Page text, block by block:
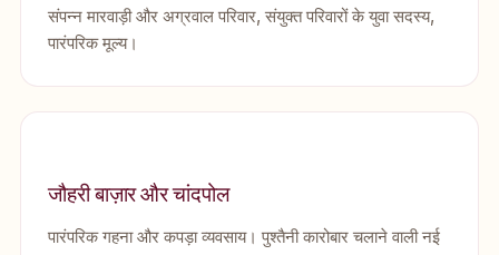
संपन्न मारवाड़ी और अग्रवाल परिवार, संयुक्त परिवारों के युवा सदस्य,
पारंपरिक मूल्य।
जौहरी बाज़ार और चांदपोल
पारंपरिक गहना और कपड़ा व्यवसाय। पुश्तैनी कारोबार चलाने वाली नई